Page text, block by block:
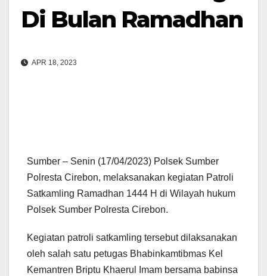
Di Bulan Ramadhan
APR 18, 2023
Sumber – Senin (17/04/2023) Polsek Sumber
Polresta Cirebon, melaksanakan kegiatan Patroli
Satkamling Ramadhan 1444 H di Wilayah hukum
Polsek Sumber Polresta Cirebon.
Kegiatan patroli satkamling tersebut dilaksanakan
oleh salah satu petugas Bhabinkamtibmas Kel
Kemantren Briptu Khaerul Imam bersama babinsa